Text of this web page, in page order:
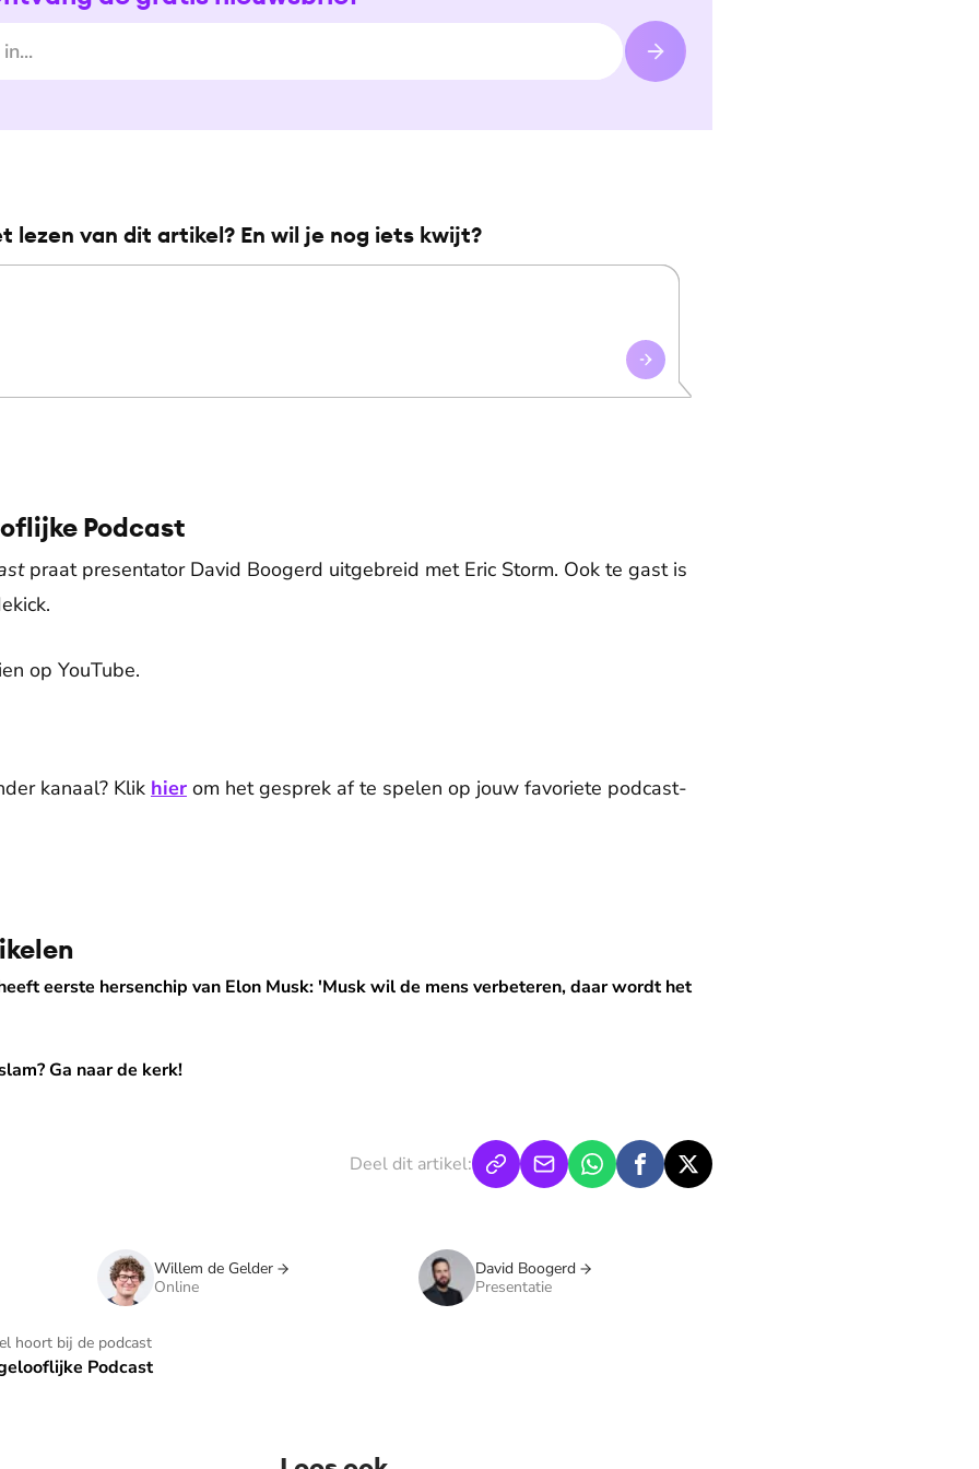
lezen van dit artikel? En wil je nog iets kwijt?
Podcast
praat presentator David Boogerd uitgebreid met Eric Storm. Ook te gast is
op YouTube.
De weergave van deze video vereist jouw toestemming voor
kanaal? Klik hier om het gesprek af te spelen op jouw favoriete podcast-
eerste hersenchip van Elon Musk: 'Musk wil de mens verbeteren, daar wordt het
van Elon Musk: 'Musk wil de mens verbeteren, daar wordt het gevaarlijk'
Ga naar de kerk!
kerk!
Deel dit artikel:
Willem de Gelder
Online
David Boogerd
Presentatie
hoort bij de podcast
Podcast